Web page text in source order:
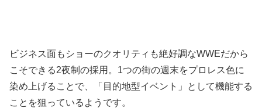
ビジネス面もショーのクオリティも絶好調なWWEだから
こそできる2夜制の採用。1つの街の週末をプロレス色に
染め上げることで、「目的地型イベント」として機能する
ことを狙っているようです。